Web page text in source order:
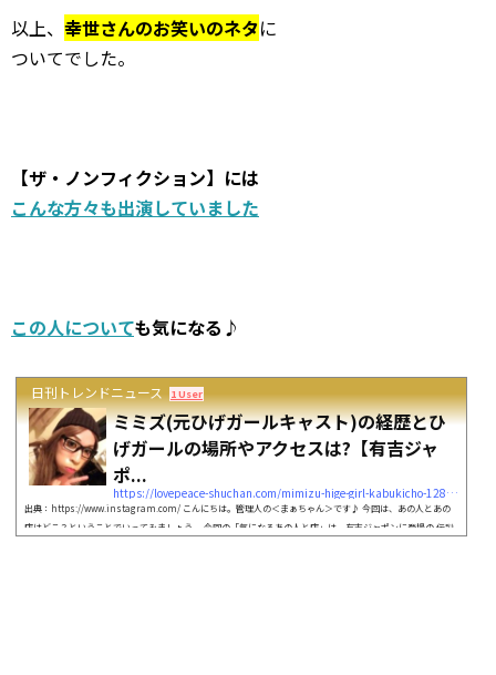
以上、 幸世さんのお笑いのネタに
ついてでした。
【ザ・ノンフィクション】には
こんな方々も出演していました
この人についても気になる♪
日刊トレンドニュース 1 User
ミミズ(元ひげガールキャスト)の経歴とひ
げガールの場所やアクセスは?【有吉ジャ
ポ...
https://lovepeace-shuchan.com/mimizu-hige-girl-kabukicho-12857
出典：https://www.instagram.com/ こんにちは。管理人の＜まぁちゃん＞です♪ 今回は、あの人とあの
店はどこ？ということでいってみましょう。 今回の「気になるあの人と店」は、有吉ジャポンに登場の 伝説